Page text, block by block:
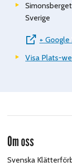
Sverige
+ Google
Visa Plats-
Om oss
Svenska